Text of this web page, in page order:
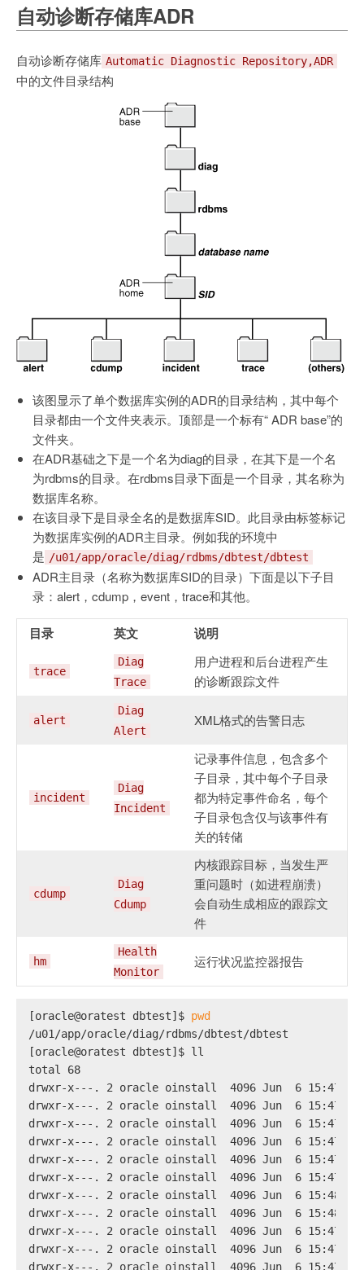
自动诊断存储库ADR
自动诊断存储库 Automatic Diagnostic Repository,ADR
中的文件目录结构
该图显示了单个数据库实例的ADR的目录结构，其中每个
目录都由一个文件夹表示。顶部是一个标有“ ADR base”的
文件夹。
在ADR基础之下是一个名为diag的目录，在其下是一个名
为rdbms的目录。在rdbms目录下面是一个目录，其名称为
数据库名称。
在该目录下是目录全名的是数据库SID。此目录由标签标记
为数据库实例的ADR主目录。例如我的环境中
是 /u01/app/oracle/diag/rdbms/dbtest/dbtest
ADR主目录（名称为数据库SID的目录）下面是以下子目
录：alert，cdump，event，trace和其他。
目录 英文 说明
trace
Diag
Trace
用户进程和后台进程产生
的诊断跟踪文件
alert
Diag
Alert
XML格式的告警日志
incident
Diag
Incident
记录事件信息，包含多个
子目录，其中每个子目录
都为特定事件命名，每个
子目录包含仅与该事件有
关的转储
cdump
Diag
Cdump
内核跟踪目标，当发生严
重问题时（如进程崩溃）
会自动生成相应的跟踪文
件
hm
Health
Monitor
运行状况监控器报告
[oracle@oratest dbtest]$ pwd
/u01/app/oracle/diag/rdbms/dbtest/dbtest
[oracle@oratest dbtest]$ ll
total 68
drwxr-x---. 2 oracle oinstall  4096 Jun  6 15:47
drwxr-x---. 2 oracle oinstall  4096 Jun  6 15:47
drwxr-x---. 2 oracle oinstall  4096 Jun  6 15:47 hm
drwxr-x---. 2 oracle oinstall  4096 Jun  6 15:47
drwxr-x---. 2 oracle oinstall  4096 Jun  6 15:47
drwxr-x---. 2 oracle oinstall  4096 Jun  6 15:47 ir
drwxr-x---. 2 oracle oinstall  4096 Jun  6 15:48
drwxr-x---. 2 oracle oinstall  4096 Jun  6 15:48
drwxr-x---. 2 oracle oinstall  4096 Jun  6 15:47
drwxr-x---. 2 oracle oinstall  4096 Jun  6 15:47
drwxr-x---. 2 oracle oinstall  4096 Jun  6 15:47